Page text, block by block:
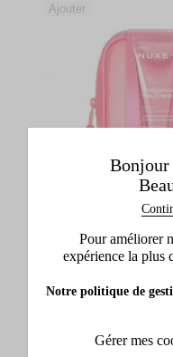
Ajouter
Nuxe
Trousse
Repulpante &
Crème Éclat
Bonjour
Pour améliorer
expérience la plus
Notre politique de
Gérer mes